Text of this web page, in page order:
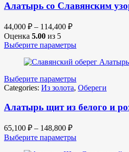
Алатырь со Славянским
44,000 ₽ – 114,400 ₽
Оценка 5.00 из 5
Выберите параметры
Выберите параметры
Categories: Из золота, Обереги
Алатырь щит из белого и
65,100 ₽ – 148,800 ₽
Выберите параметры